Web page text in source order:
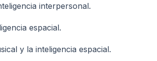
interpersonal.
espacial.
y la inteligencia espacial.